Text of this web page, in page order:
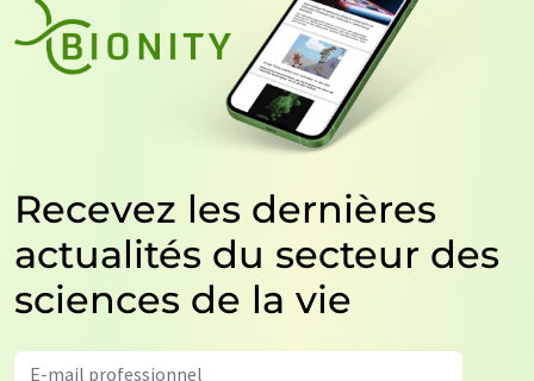
Recevez les dernières
actualités du secteur des
sciences de la vie